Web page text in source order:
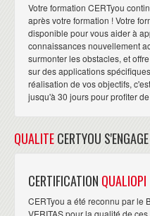
Votre formation CERTyou
après votre formation ! Votre
disponible pour vous aider à
connaissances nouvellement
surmonter les obstacles, et
sur des applications
réalisation de vos objectifs,
jusqu'à 30 jours pour profiter
QUALITECERTYOU S'ENGAGE
CERTIFICATION QUALIOPI
CERTyou a été reconnu par le
VERITAS pour la qualité de